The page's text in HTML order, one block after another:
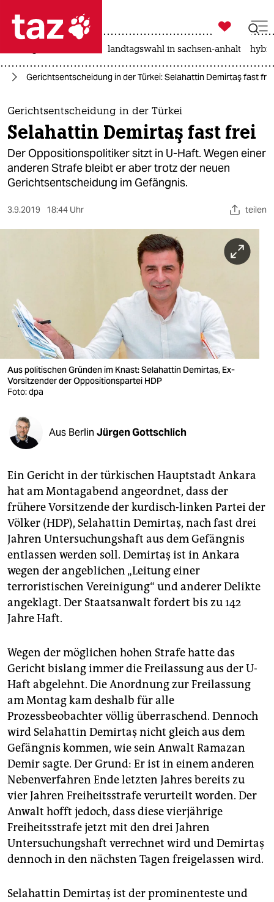
 taz zahl ich
taz zahl ich
themen
politik
öko
nord
wahrheit
verlag
verlag
shop
fragen & hilfe
unterstützen
abo
genossenschaft
epaper login

taz zahl ich
landtagswahl in sachsen-anhalt
Gerichtsentscheidung in der Türkei: Selahattin Demirtaş fast frei
Gerichtsentscheidung in der Türkei
Selahattin Demirtaş fast frei
Der Oppositionspolitiker sitzt in U-Haft. Wegen einer
anderen Strafe bleibt er aber trotz der neuen
Gerichtsentscheidung im Gefängnis.
3.9.2019 18:44 Uhr teilen
Aus politischen Gründen im Knast: Selahattin Demirtas, Ex-
Vorsitzender der Oppositionspartei HDP
Foto: dpa
Aus Berlin Jürgen Gottschlich
Ein Gericht in der türkischen Hauptstadt Ankara
hat am Montagabend angeordnet, dass der
frühere Vorsitzende der kurdisch-linken Partei der
Völker (HDP), Selahattin Demirtaş, nach fast drei
Jahren Untersuchungshaft aus dem Gefängnis
entlassen werden soll. Demirtaş ist in Ankara
wegen der angeblichen „Leitung einer
terroristischen Vereinigung“ und anderer Delikte
angeklagt. Der Staatsanwalt fordert bis zu 142
Jahre Haft.
Wegen der möglichen hohen Strafe hatte das
Gericht bislang immer die Freilassung aus der U-
Haft abgelehnt. Die Anordnung zur Freilassung
am Montag kam deshalb für alle
Prozessbeobachter völlig überraschend. Dennoch
wird Selahattin Demirtaş nicht gleich aus dem
Gefängnis kommen, wie sein Anwalt Ramazan
Demir sagte. Der Grund: Er ist in einem anderen
Nebenverfahren Ende letzten Jahres bereits zu
vier Jahren Freiheitsstrafe verurteilt worden. Der
Anwalt hofft jedoch, dass diese vierjährige
Freiheitsstrafe jetzt mit den drei Jahren
Untersuchungshaft verrechnet wird und Demirtaş
dennoch in den nächsten Tagen freigelassen wird.
Selahattin Demirtaş ist der prominenteste und